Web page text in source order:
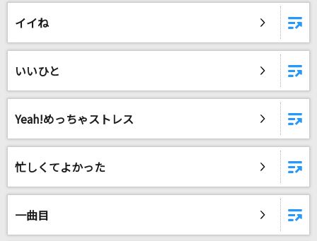
DAMに会員登録・ログインして
自宅でカラオケ歌い放題！
イイね
いいひと
Yeah!めっちゃストレス
忙しくてよかった
一曲目